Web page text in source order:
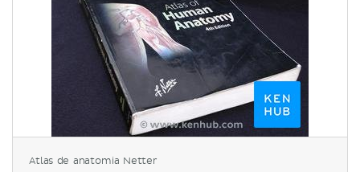
Atlas de anatomia Netter